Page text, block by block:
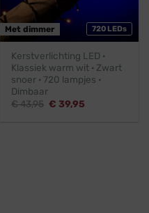
720 LEDs
Met dimmer
Kerstverlichting LED ·
Klassiek warm wit · Zwart
snoer · 720 lampjes ·
Dimbaar
€43,95 Oorspronkelijke
€ 39,95